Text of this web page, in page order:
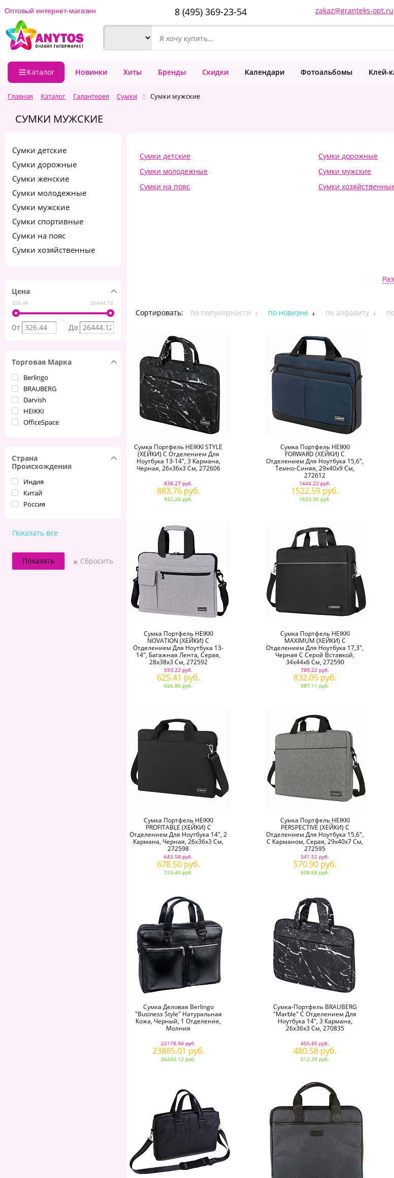
Оптовый интернет-магазин 8 (495) 369-23-54 zakaz@granteks-opt.ru
Каталог Новинки Хиты Бренды Скидки Календари Фотоальбомы Клей-
Главная Каталог Галантерея Сумки Сумки мужские
СУМКИ МУЖСКИЕ
Сумки детские
Сумки дорожные
Сумки женские
Сумки молодежные
Сумки мужские
Сумки спортивные
Сумки на пояс
Сумки хозяйственные
Цена
326.44 26444.12
От До
Торговая Марка
Berlingo
BRAUBERG
Darvish
HEIKKI
OfficeSpace
Страна
Происхождения
Индия
Китай
Россия
Показать все
Сбросить
Сумки детские Сумки дорожные
Сумки молодежные
Сумки мужские
Сумки на пояс
Сумки
Сортировать:
по популярности по новизне по алфавиту
Сумка Портфель HEIKKI STYLE
(ХЕЙКИ) С Отделением Для
Ноутбука 13-14", 3 Кармана,
Черная, 26х36х3 См, 272606
838.27 руб.
883.76 руб.
942.24 руб.
Сумка Портфель HEIKKI
FORWARD (ХЕЙКИ) С
Отделением Для Ноутбука 15,6",
Темно-Синяя, 29х40х9 См,
272612
1444.22 руб.
1522.59 руб.
1623.35 руб.
Сумка Портфель HEIKKI
NOVATION (ХЕЙКИ) С
Отделением Для Ноутбука 13-
14", Багажная Лента, Серая,
28х38х3 См, 272592
593.22 руб.
625.41 руб.
666.80 руб.
Сумка Портфель HEIKKI
MAXIMUM (ХЕЙКИ) С
Отделением Для Ноутбука 17,3",
Черная С Серой Вставкой,
34х44х6 См, 272590
789.22 руб.
832.05 руб.
887.11 руб.
Сумка Портфель HEIKKI
PROFITABLE (ХЕЙКИ) С
Отделением Для Ноутбука 14", 2
Кармана, Черная, 26х36х3 См,
272598
643.58 руб.
678.50 руб.
723.40 руб.
Сумка Портфель HEIKKI
PERSPECTIVE (ХЕЙКИ) С
Отделением Для Ноутбука 15,6",
С Карманом, Серая, 29х40х7 См,
272595
541.52 руб.
570.90 руб.
608.68 руб.
Сумка Деловая Berlingo
"Business Style" Натуральная
Кожа, Черный, 1 Отделение,
Молния
22178.94 руб.
23885.01 руб.
26444.12 руб.
Сумка-Портфель BRAUBERG
"Marble" С Отделением Для
Ноутбука 14", 3 Кармана,
26х36х3 См, 270835
455.85 руб.
480.58 руб.
512.39 руб.